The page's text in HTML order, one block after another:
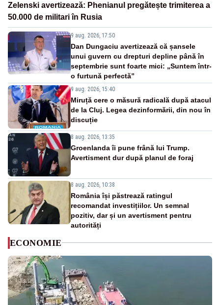
Zelenski avertizează: Phenianul pregătește trimiterea a
50.000 de militari în Rusia
9 aug. 2026, 17:50
Dan Dungaciu avertizează că șansele
unui guvern cu drepturi depline până în
septembrie sunt foarte mici: „Suntem într-
o furtună perfectă”
9 aug. 2026, 15:40
Miruță cere o măsură radicală după atacul
de la Cluj. Legea dezinformării, din nou în
discuție
8 aug. 2026, 13:35
Groenlanda îi pune frână lui Trump.
Avertisment dur după planul de foraj
8 aug. 2026, 10:38
România își păstrează ratingul
recomandat investițiilor. Un semnal
pozitiv, dar și un avertisment pentru
autorități
ECONOMIE